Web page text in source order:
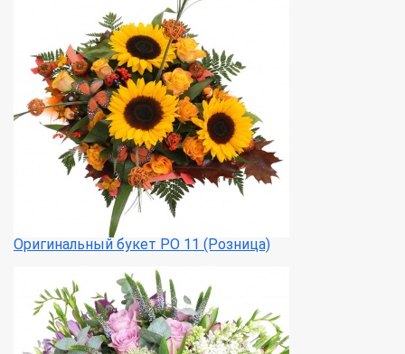
Оригинальный букет РО 11 (Розница)